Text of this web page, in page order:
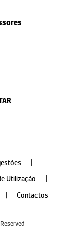
Utilização
Contactos